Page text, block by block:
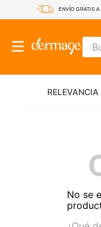
ENVÍO GRATIS
RELEVANCIA
No se